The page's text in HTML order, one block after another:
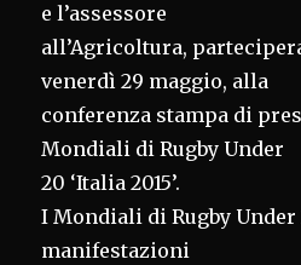
e l’assessore
all’Agricoltura,
venerdì 29 maggio, alla
conferenza stampa di
Mondiali di Rugby Under
20 ‘Italia 2015’.
I Mondiali di Rugby
manifestazioni